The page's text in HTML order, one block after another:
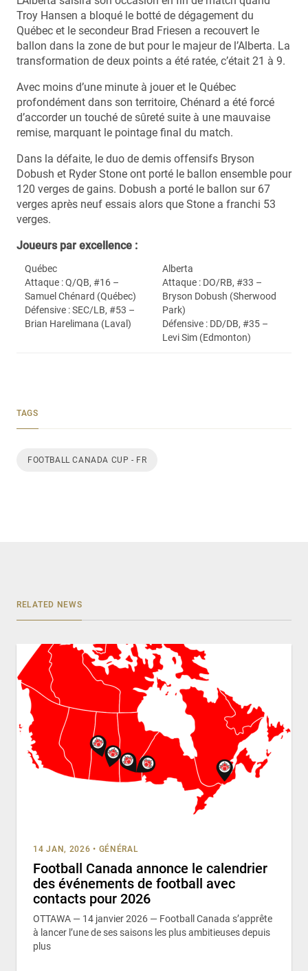
Troy Hansen a bloqué le botté de dégagement du
Québec et le secondeur Brad Friesen a recouvert le
ballon dans la zone de but pour le majeur de l’Alberta. La
transformation de deux points a été ratée, c’était 21 à 9.
Avec moins d’une minute à jouer et le Québec
profondément dans son territoire, Chénard a été forcé
d’accorder un touché de sûreté suite à une mauvaise
remise, marquant le pointage final du match.
Dans la défaite, le duo de demis offensifs Bryson
Dobush et Ryder Stone ont porté le ballon ensemble pour
120 verges de gains. Dobush a porté le ballon sur 67
verges après neuf essais alors que Stone a franchi 53
verges.
Joueurs par excellence :
Québec
Attaque : Q/QB, #16 –
Samuel Chénard (Québec)
Défensive : SEC/LB, #53 –
Brian Harelimana (Laval)
Alberta
Attaque : DO/RB, #33 –
Bryson Dobush (Sherwood
Park)
Défensive : DD/DB, #35 –
Levi Sim (Edmonton)
TAGS
FOOTBALL CANADA CUP - FR
RELATED NEWS
14 JAN, 2026 • GÉNÉRAL
Football Canada annonce le calendrier
des événements de football avec
contacts pour 2026
OTTAWA — 14 janvier 2026 — Football Canada s’apprête
à lancer l’une de ses saisons les plus ambitieuses depuis
plus